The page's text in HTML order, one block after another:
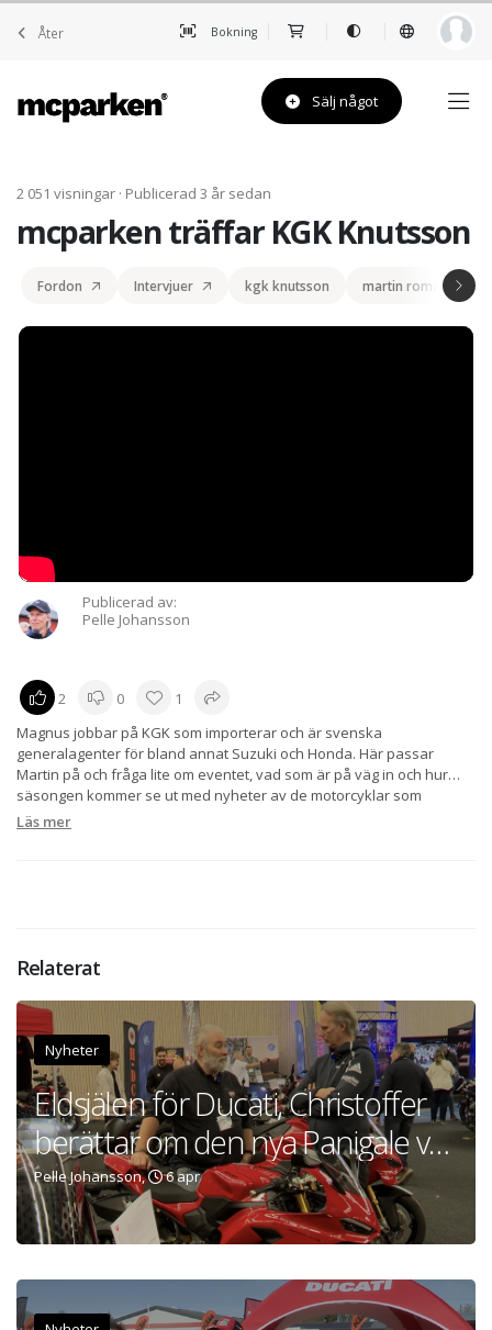
Åter Bokning
Sälj något
2 051 visningar · Publicerad 3 år sedan
mcparken träffar KGK Knutsson
Fordon Intervjuer kgk knutsson martin romanowski
Publicerad av:
Pelle Johansson
2 0
1
Magnus jobbar på KGK som importerar och är svenska
generalagenter för bland annat Suzuki och Honda. Här passar
Martin på och fråga lite om eventet, vad som är på väg in och hur
säsongen kommer se ut med nyheter av de motorcyklar som
presenteras för året.
Läs mer
Relaterat
Nyheter
Eldsjälen för Ducati, Christoffer
berättar om den nya Panigale v2s
för 2025
Pelle Johansson, 6 apr